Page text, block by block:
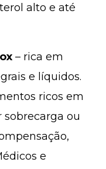
alto e até
– rica em
e líquidos.
ricos em
sobrecarga ou
e